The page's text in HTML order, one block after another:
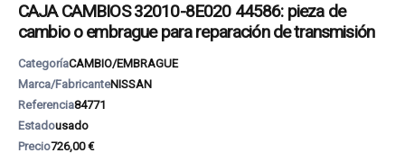
CAJA CAMBIOS 32010-8E020 44586: pieza de
cambio o embrague para reparación de transmisión
CategoríaCAMBIO/EMBRAGUE
Marca/FabricanteNISSAN
Referencia84771
Estadousado
Precio726,00 €